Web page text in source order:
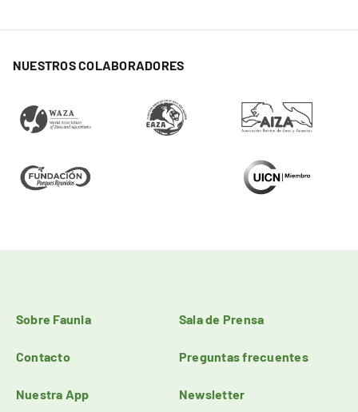
NUESTROS COLABORADORES
Sobre Faunia Sala de Prensa
Contacto Preguntas frecuentes
Nuestra App Newsletter